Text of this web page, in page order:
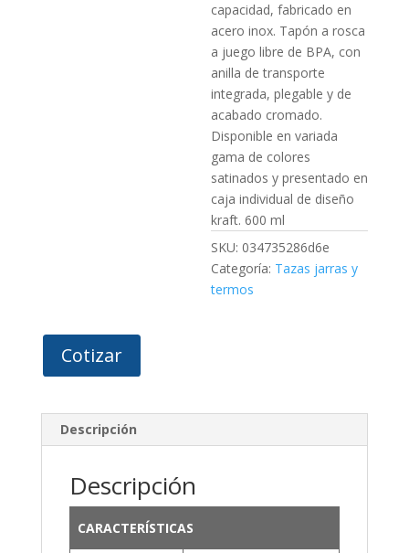
capacidad, fabricado en
acero inox. Tapón a rosca
a juego libre de BPA, con
anilla de transporte
integrada, plegable y de
acabado cromado.
Disponible en variada
gama de colores
satinados y presentado en
caja individual de diseño
kraft. 600 ml
SKU: 034735286d6e
Categoría: Tazas jarras y
termos
Cotizar
Descripción
Descripción
CARACTERÍSTICAS